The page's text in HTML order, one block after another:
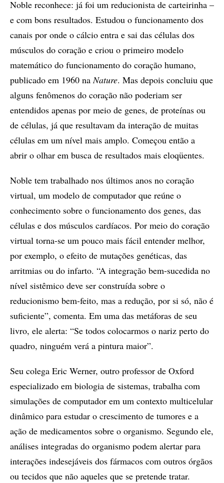
Noble reconhece: já foi um reducionista de carteirinha –
e com bons resultados. Estudou o funcionamento dos
canais por onde o cálcio entra e sai das células dos
músculos do coração e criou o primeiro modelo
matemático do funcionamento do coração humano,
publicado em 1960 naNature. Mas depois concluiu que
alguns fenômenos do coração não poderiam ser
entendidos apenas por meio de genes, de proteínas ou
de células, já que resultavam da interação de muitas
células em um nível mais amplo. Começou então a
abrir o olhar em busca de resultados mais eloqüentes.
Noble tem trabalhado nos últimos anos no coração
virtual, um modelo de computador que reúne o
conhecimento sobre o funcionamento dos genes, das
células e dos músculos cardíacos. Por meio do coração
virtual torna-se um pouco mais fácil entender melhor,
por exemplo, o efeito de mutações genéticas, das
arritmias ou do infarto. “A integração bem-sucedida no
nível sistêmico deve ser construída sobre o
reducionismo bem-feito, mas a redução, por si só, não é
suficiente”, comenta. Em uma das metáforas de seu
livro, ele alerta: “Se todos colocarmos o nariz perto do
quadro, ninguém verá a pintura maior”.
Seu colega Eric Werner, outro professor de Oxford
especializado em biologia de sistemas, trabalha com
simulações de computador em um contexto multicelular
dinâmico para estudar o crescimento de tumores e a
ação de medicamentos sobre o organismo. Segundo ele,
análises integradas do organismo podem alertar para
interações indesejáveis dos fármacos com outros órgãos
ou tecidos que não aqueles que se pretende tratar.